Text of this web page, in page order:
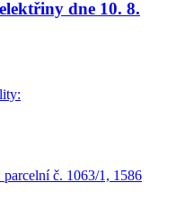
dne 10. 8.
č. 1063/1, 1586